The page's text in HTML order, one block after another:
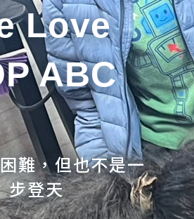
Love
ABC
難，但也不是一
步登天